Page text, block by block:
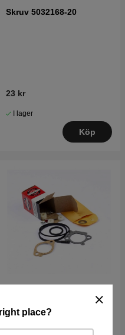
place?
Skruv 5032168-20
23 kr
I lager
Köp
Förgasare B&S 498260
375 kr